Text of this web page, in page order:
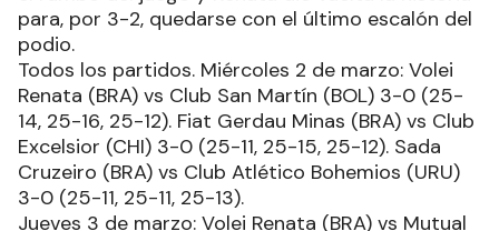
para, por 3-2, quedarse con el último escalón del
podio.
Todos los partidos. Miércoles 2 de marzo: Volei
Renata (BRA) vs Club San Martín (BOL) 3-0 (25-
14, 25-16, 25-12). Fiat Gerdau Minas (BRA) vs Club
Excelsior (CHI) 3-0 (25-11, 25-15, 25-12). Sada
Cruzeiro (BRA) vs Club Atlético Bohemios (URU)
3-0 (25-11, 25-11, 25-13).
Jueves 3 de marzo: Volei Renata (BRA) vs Mutual